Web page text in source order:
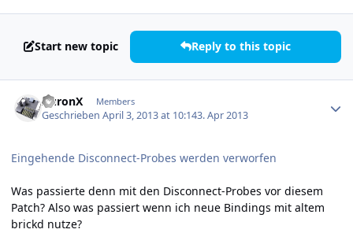
Start new topic Reply to this topic
AuronX Members
GeschriebenApril 3, 2013 at 10:143. Apr 2013
Eingehende Disconnect-Probes werden verworfen
Was passierte denn mit den Disconnect-Probes vor diesem
Patch? Also was passiert wenn ich neue Bindings mit altem
brickd nutze?